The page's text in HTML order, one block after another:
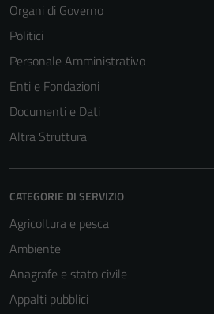
Organi di Governo
Politici
Personale Amministrativo
Enti e Fondazioni
Documenti e Dati
Altra Struttura
CATEGORIE DI SERVIZIO
Agricoltura e pesca
Ambiente
Anagrafe e stato civile
Appalti pubblici